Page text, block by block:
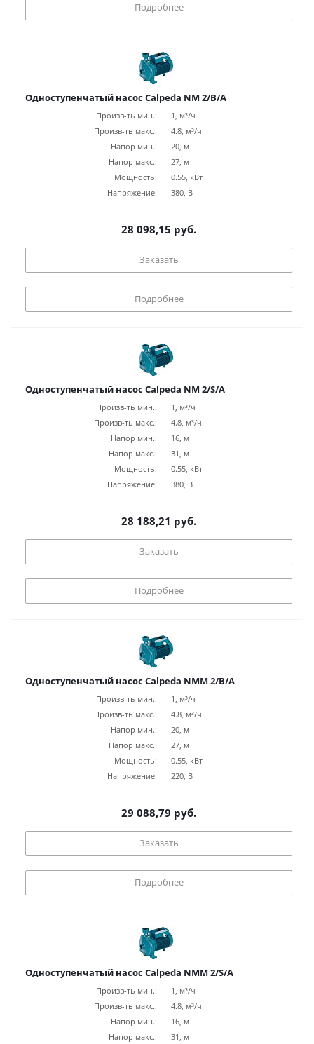
Подробнее
Одноступенчатый насос Calpeda NM 2/B/A
Произв-ть мин.:
1, м³/ч
Произв-ть макс.:
4.8, м³/ч
Напор мин.:
20, м
Напор макс.:
27, м
Мощность:
0.55, кВт
Напряжение:
380, В
28 098,15 руб.
Заказать
Подробнее
Одноступенчатый насос Calpeda NM 2/S/A
Произв-ть мин.:
1, м³/ч
Произв-ть макс.:
4.8, м³/ч
Напор мин.:
16, м
Напор макс.:
31, м
Мощность:
0.55, кВт
Напряжение:
380, В
28 188,21 руб.
Заказать
Подробнее
Одноступенчатый насос Calpeda NMM 2/B/A
Произв-ть мин.:
1, м³/ч
Произв-ть макс.:
4.8, м³/ч
Напор мин.:
20, м
Напор макс.:
27, м
Мощность:
0.55, кВт
Напряжение:
220, В
29 088,79 руб.
Заказать
Подробнее
Одноступенчатый насос Calpeda NMM 2/S/A
Произв-ть мин.:
1, м³/ч
Произв-ть макс.:
4.8, м³/ч
Напор мин.:
16, м
Напор макс.:
31, м